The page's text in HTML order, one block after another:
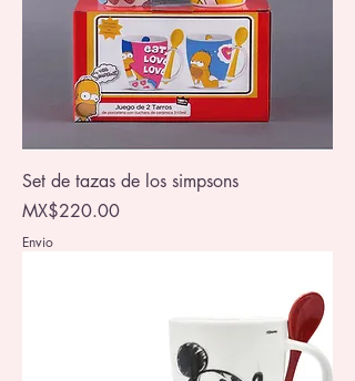
Set de tazas de los simpsons
Price
MX$220.00
Envio